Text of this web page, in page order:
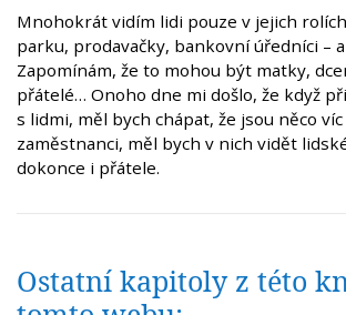
Mnohokrát vidím lidi pouze v jejich
parku, prodavačky, bankovní úředníci –
Zapomínám, že to mohou být matky,
přátelé… Onoho dne mi došlo, že když
s lidmi, měl bych chápat, že jsou něco
zaměstnanci, měl bych v nich vidět
dokonce i přátele.
Ostatní kapitoly z této